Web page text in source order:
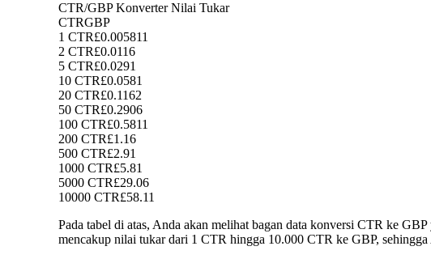
CTR/GBP Konverter Nilai Tukar
CTRGBP
1 CTR£0.005811
2 CTR£0.0116
5 CTR£0.0291
10 CTR£0.0581
20 CTR£0.1162
50 CTR£0.2906
100 CTR£0.5811
200 CTR£1.16
500 CTR£2.91
1000 CTR£5.81
5000 CTR£29.06
10000 CTR£58.11
Pada tabel di atas, Anda akan melihat bagan data konversi CTR ke
mencakup nilai tukar dari 1 CTR hingga 10.000 CTR ke GBP,